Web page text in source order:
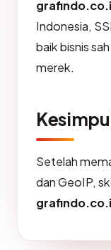
Indonesia,
baik bisnis
merek.
Setelah
dan GeoIP,